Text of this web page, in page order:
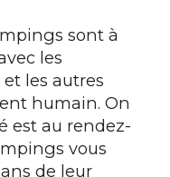
sont à
les
les autres
humain. On
est au rendez-
vous
de leur